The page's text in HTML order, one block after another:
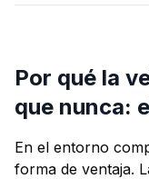
Por qué la
que nunca:
En el entorno
forma de ventaja.